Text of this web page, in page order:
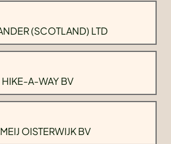
(SCOTLAND) LTD
HIKE-A-WAY BV
OISTERWIJK BV